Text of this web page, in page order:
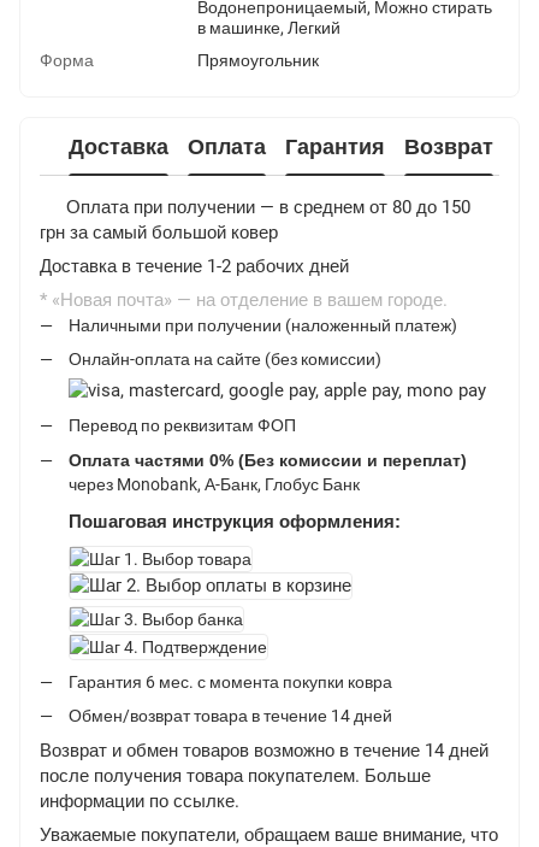
Водонепроницаемый, Можно стирать
в машинке, Легкий
Форма
Прямоугольник
Доставка Оплата Гарантия Возврат
Оплата при получении — в среднем от 80 до 150
грн за самый большой ковер
Доставка в течение 1-2 рабочих дней
* «Новая почта» — на отделение в вашем городе.
Наличными при получении (наложенный платеж)
Онлайн-оплата на сайте (без комиссии)
Перевод по реквизитам ФОП
Оплата частями 0% (Без комиссии и переплат)
через Monobank, А-Банк, Глобус Банк
Пошаговая инструкция оформления:
Гарантия 6 мес. с момента покупки ковра
Обмен/возврат товара в течение 14 дней
Возврат и обмен товаров возможно в течение 14 дней
после получения товара покупателем. Больше
информации по ссылке.
Уважаемые покупатели, обращаем ваше внимание, что